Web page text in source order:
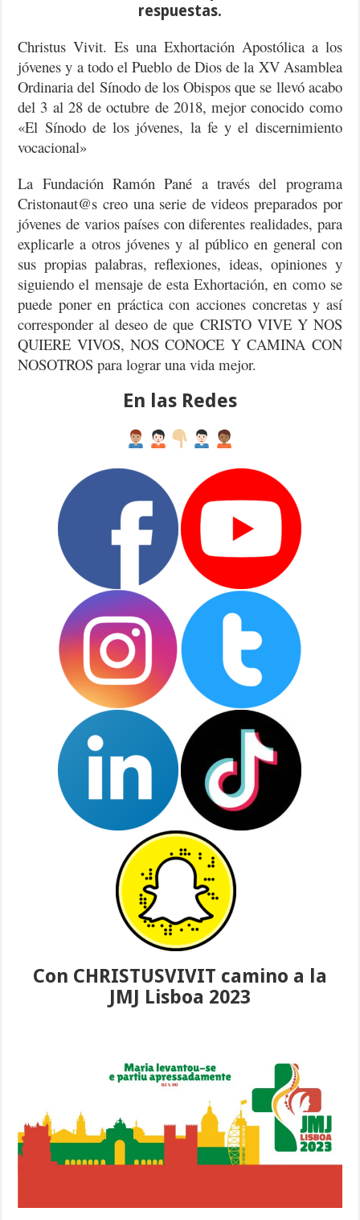
respuestas.
Christus Vivit. Es una Exhortación Apostólica a los
jóvenes y a todo el Pueblo de Dios de la XV Asamblea
Ordinaria del Sínodo de los Obispos que se llevó acabo
del 3 al 28 de octubre de 2018, mejor conocido como
«El Sínodo de los jóvenes, la fe y el discernimiento
vocacional»
La Fundación Ramón Pané a través del programa
Cristonaut@s creo una serie de videos preparados por
jóvenes de varios países con diferentes realidades, para
explicarle a otros jóvenes y al público en general con
sus propias palabras, reflexiones, ideas, opiniones y
siguiendo el mensaje de esta Exhortación, en como se
puede poner en práctica con acciones concretas y así
corresponder al deseo de que CRISTO VIVE Y NOS
QUIERE VIVOS, NOS CONOCE Y CAMINA CON
NOSOTROS para lograr una vida mejor.
En las Redes
Con CHRISTUSVIVIT camino a la
JMJ Lisboa 2023